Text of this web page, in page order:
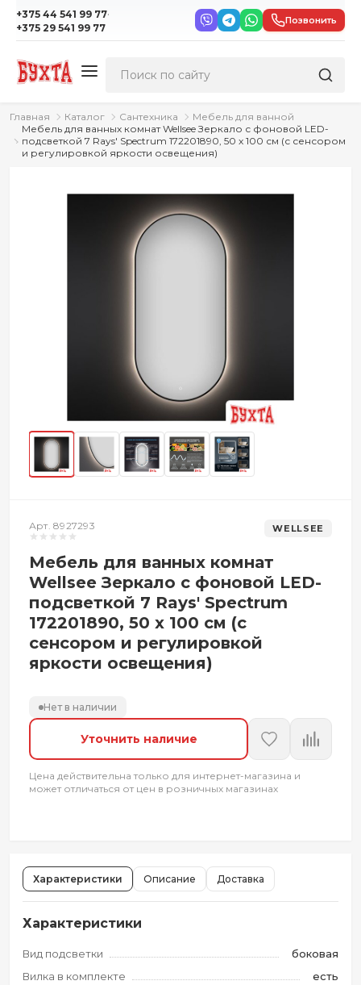
+375 44 541 99 77·
+375 29 541 99 77
Позвонить
Главная Каталог Сантехника
Мебель для ванной
Мебель для ванных комнат Wellsee Зеркало с фоновой LED-
подсветкой 7 Rays' Spectrum 172201890, 50 x 100 см (с сенсором
и регулировкой яркости освещения)
Арт. 8927293 WELLSEE
Мебель для ванных комнат
Wellsee Зеркало с фоновой LED-
подсветкой 7 Rays' Spectrum
172201890, 50 x 100 см (с
сенсором и регулировкой
яркости освещения)
Нет в наличии
Уточнить наличие
Цена действительна только для интернет-магазина и
может отличаться от цен в розничных магазинах
Характеристики Описание Доставка
Характеристики
Вид подсветки
боковая
Вилка в комплекте
есть